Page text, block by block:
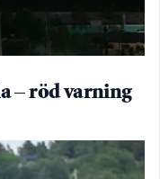
– röd varning